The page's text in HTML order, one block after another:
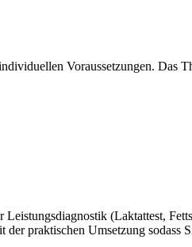
Voraussetzungen. Das
(Laktattest,
praktischen Umsetzung sodass